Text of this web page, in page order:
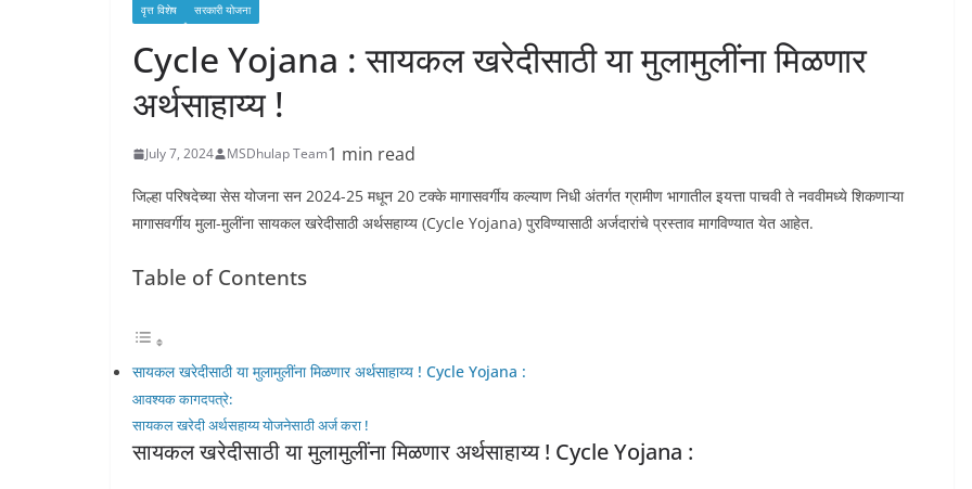
वृत्त विशेष सरकारी योजना
Cycle Yojana : सायकल खरेदीसाठी या मुलामुलींना मिळणार
अर्थसाहाय्य !
July 7, 2024 MSDhulap Team1 min read
जिल्हा परिषदेच्या सेस योजना सन 2024-25 मधून 20 टक्के मागासवर्गीय कल्याण निधी अंतर्गत ग्रामीण भागातील इयत्ता पाचवी ते नववीमध्ये शिकणाऱ्या
मागासवर्गीय मुला-मुलींना सायकल खरेदीसाठी अर्थसहाय्य (Cycle Yojana) पुरविण्यासाठी अर्जदारांचे प्रस्ताव मागविण्यात येत आहेत.
Table of Contents
सायकल खरेदीसाठी या मुलामुलींना मिळणार अर्थसाहाय्य ! Cycle Yojana :
आवश्यक कागदपत्रे:
सायकल खरेदी अर्थसहाय्य योजनेसाठी अर्ज करा !
सायकल खरेदीसाठी या मुलामुलींना मिळणार अर्थसाहाय्य ! Cycle Yojana :